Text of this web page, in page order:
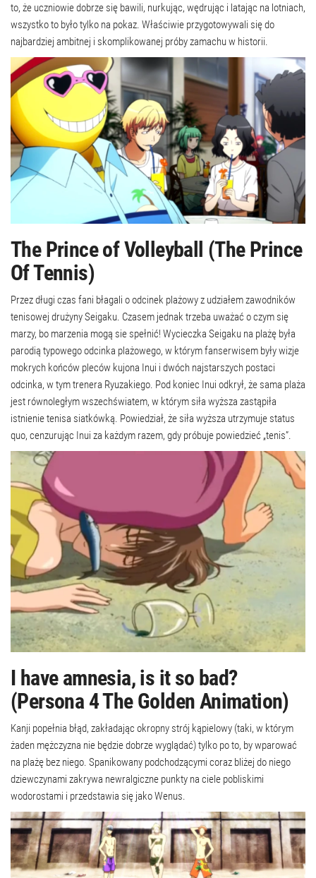
to, że uczniowie dobrze się bawili, nurkując, wędrując i latając na lotniach,
wszystko to było tylko na pokaz. Właściwie przygotowywali się do
najbardziej ambitnej i skomplikowanej próby zamachu w historii.
The Prince of Volleyball (The Prince
Of Tennis)
Przez długi czas fani błagali o odcinek plażowy z udziałem zawodników
tenisowej drużyny Seigaku. Czasem jednak trzeba uważać o czym się
marzy, bo marzenia mogą sie spełnić! Wycieczka Seigaku na plażę była
parodią typowego odcinka plażowego, w którym fanserwisem były wizje
mokrych końców pleców kujona Inui i dwóch najstarszych postaci
odcinka, w tym trenera Ryuzakiego. Pod koniec Inui odkrył, że sama plaża
jest równoległym wszechświatem, w którym siła wyższa zastąpiła
istnienie tenisa siatkówką. Powiedział, że siła wyższa utrzymuje status
quo, cenzurując Inui za każdym razem, gdy próbuje powiedzieć „tenis”.
I have amnesia, is it so bad?
(Persona 4 The Golden Animation)
Kanji popełnia błąd, zakładając okropny strój kąpielowy (taki, w którym
żaden mężczyzna nie będzie dobrze wyglądać) tylko po to, by wparować
na plażę bez niego. Spanikowany podchodzącymi coraz bliżej do niego
dziewczynami zakrywa newralgiczne punkty na ciele pobliskimi
wodorostami i przedstawia się jako Wenus.